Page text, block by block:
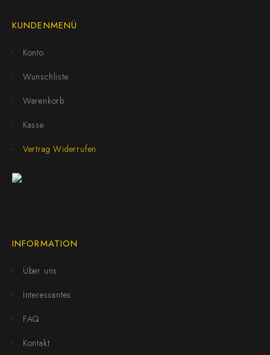
KUNDENMENÜ
Konto
Wunschliste
Warenkorb
Kasse
Vertrag Widerrufen
INFORMATION
Über uns
Interessantes
FAQ
Kontakt